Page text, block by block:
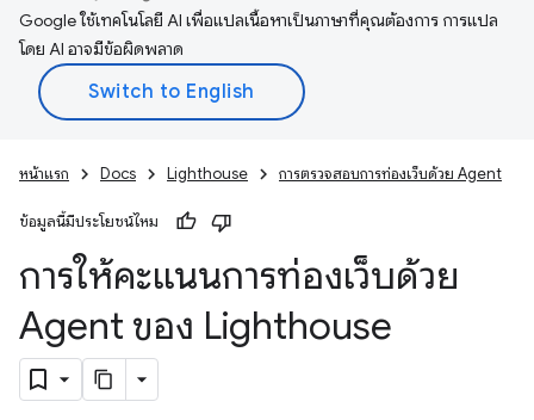
Google ใช้เทคโนโลยี AI เพื่อแปลเนื้อหาเป็นภาษาที่คุณต้องการ การแปล
โดย AI อาจมีข้อผิดพลาด
หน้าแรก Docs Lighthouse การตรวจสอบการท่องเว็บด้วย Agent
ข้อมูลนี้มีประโยชน์ไหม
การให้คะแนนการท่องเว็บด้วย
Agent ของ Lighthouse